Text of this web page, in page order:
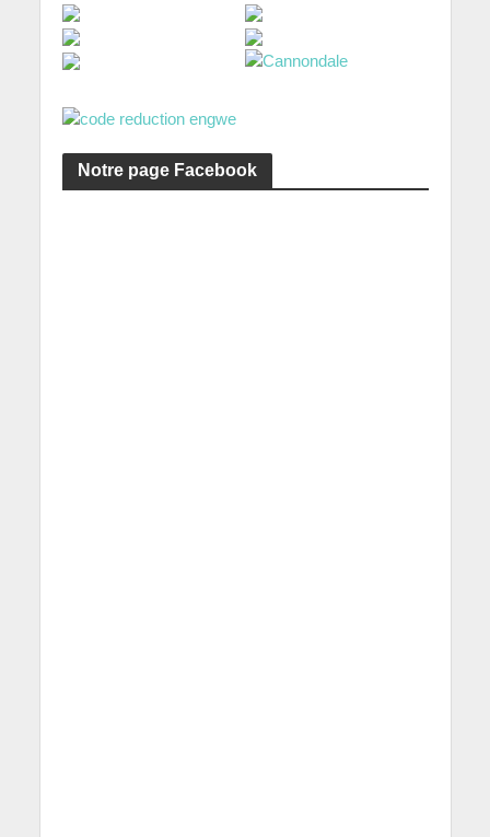
Notre page Facebook